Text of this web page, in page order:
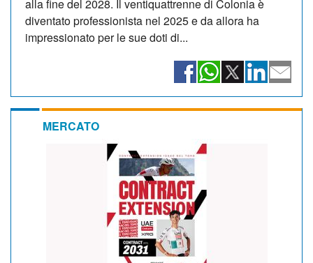
alla fine del 2028. Il ventiquattrenne di Colonia è
diventato professionista nel 2025 e da allora ha
impressionato per le sue doti di...
MERCATO